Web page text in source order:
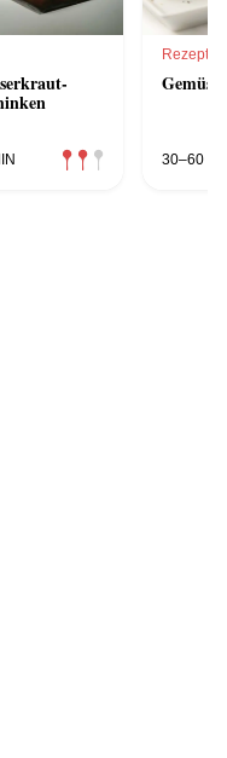
Rezept
30–60